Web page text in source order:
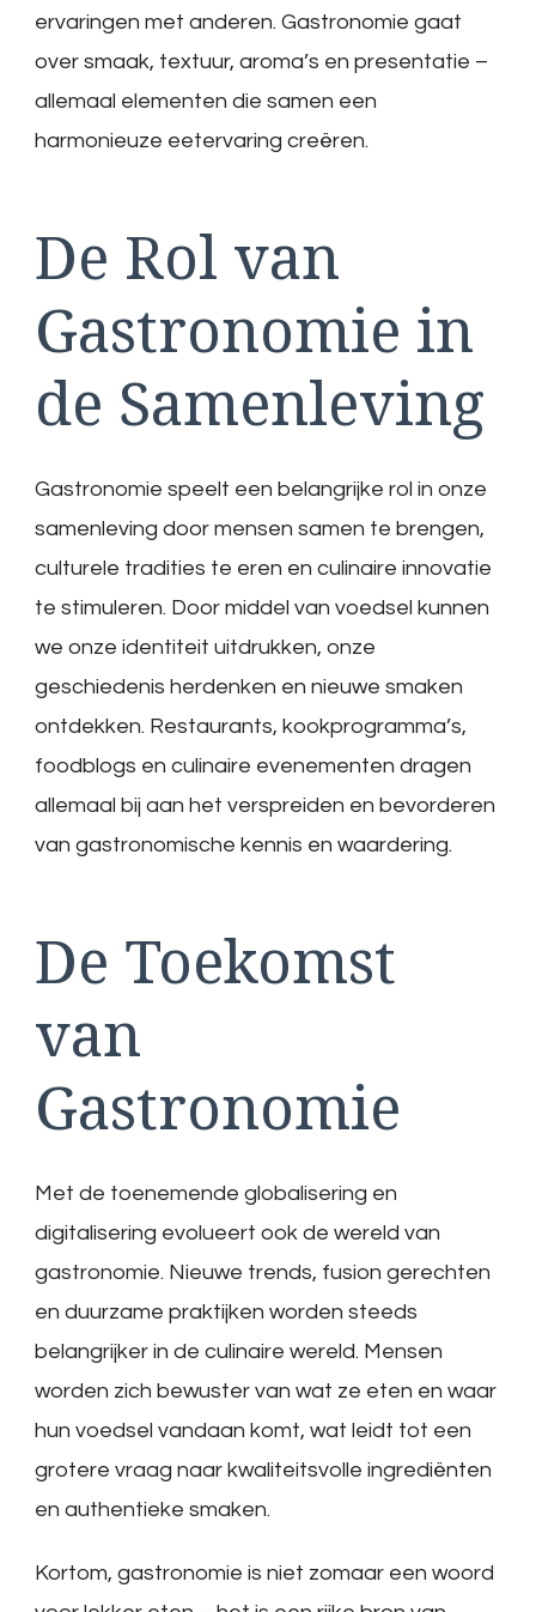
ervaringen met anderen. Gastronomie gaat
over smaak, textuur, aroma’s en presentatie –
allemaal elementen die samen een
harmonieuze eetervaring creëren.
De Rol van
Gastronomie in
de Samenleving
Gastronomie speelt een belangrijke rol in onze
samenleving door mensen samen te brengen,
culturele tradities te eren en culinaire innovatie
te stimuleren. Door middel van voedsel kunnen
we onze identiteit uitdrukken, onze
geschiedenis herdenken en nieuwe smaken
ontdekken. Restaurants, kookprogramma’s,
foodblogs en culinaire evenementen dragen
allemaal bij aan het verspreiden en bevorderen
van gastronomische kennis en waardering.
De Toekomst
van
Gastronomie
Met de toenemende globalisering en
digitalisering evolueert ook de wereld van
gastronomie. Nieuwe trends, fusion gerechten
en duurzame praktijken worden steeds
belangrijker in de culinaire wereld. Mensen
worden zich bewuster van wat ze eten en waar
hun voedsel vandaan komt, wat leidt tot een
grotere vraag naar kwaliteitsvolle ingrediënten
en authentieke smaken.
Kortom, gastronomie is niet zomaar een woord